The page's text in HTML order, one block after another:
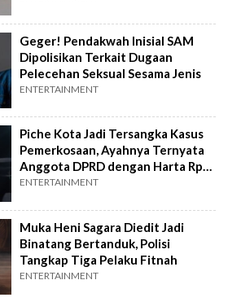
Geger! Pendakwah Inisial SAM
Dipolisikan Terkait Dugaan
Pelecehan Seksual Sesama Jenis
ENTERTAINMENT
Piche Kota Jadi Tersangka Kasus
Pemerkosaan, Ayahnya Ternyata
Anggota DPRD dengan Harta Rp2
Miliar
ENTERTAINMENT
Muka Heni Sagara Diedit Jadi
Binatang Bertanduk, Polisi
Tangkap Tiga Pelaku Fitnah
ENTERTAINMENT